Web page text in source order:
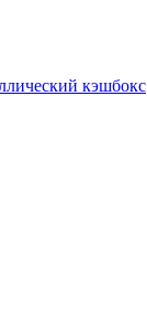
кэшбокс